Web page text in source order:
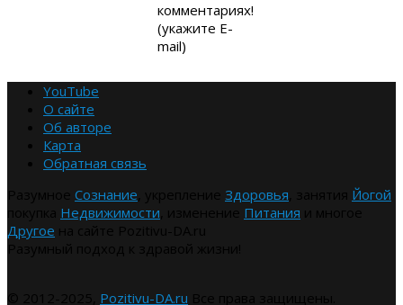
комментариях!
(укажите E-
mail)
YouTube
О сайте
Об авторе
Карта
Обратная связь
Сознание Здоровья
Йогой
Недвижимости Питания
Другое
Pozitivu-DA.ru